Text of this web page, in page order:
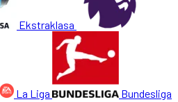
Ekstraklasa
La Liga Bundesliga